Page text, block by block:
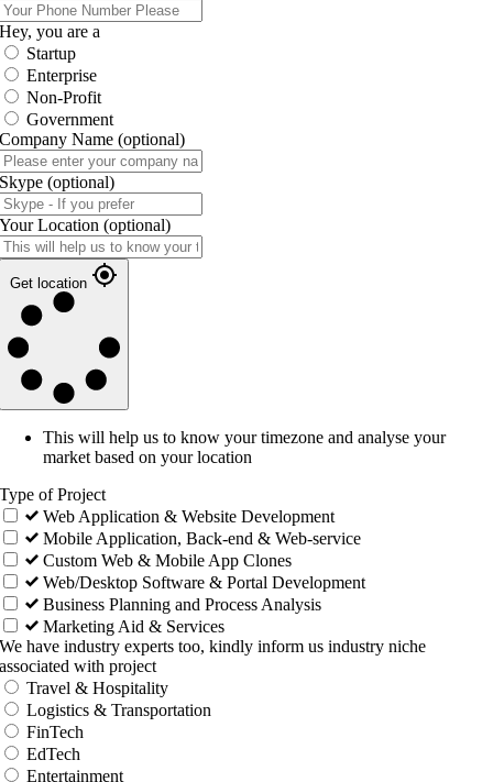
Hey, you are a
Startup
Enterprise
Non-Profit
Government
Company Name (optional)
Skype (optional)
Your Location (optional)
Get location
This will help us to know your timezone and analyse your
market based on your location
Type of Project
Web Application & Website Development
Mobile Application, Back-end & Web-service
Custom Web & Mobile App Clones
Web/Desktop Software & Portal Development
Business Planning and Process Analysis
Marketing Aid & Services
We have industry experts too, kindly inform us industry niche
associated with project
Travel & Hospitality
Logistics & Transportation
FinTech
EdTech
Entertainment